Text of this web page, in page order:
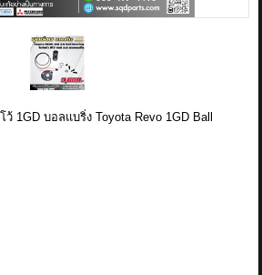
POLICY
1GD บอลแบริ่ง Toyota Revo 1GD Ball